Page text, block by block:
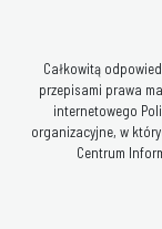
Całkowitą
przepisami prawa
internetowego
organizacyjne, w
Centrum